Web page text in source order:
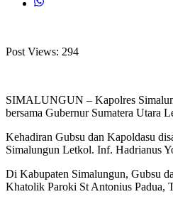
Post Views: 294
SIMALUNGUN – Kapolres
bersama Gubernur Sumatera Utara
Kehadiran Gubsu dan Kapoldasu
Simalungun Letkol. Inf. Hadrianus
Di Kabupaten Simalungun, Gubsu
Khatolik Paroki St Antonius Padua,